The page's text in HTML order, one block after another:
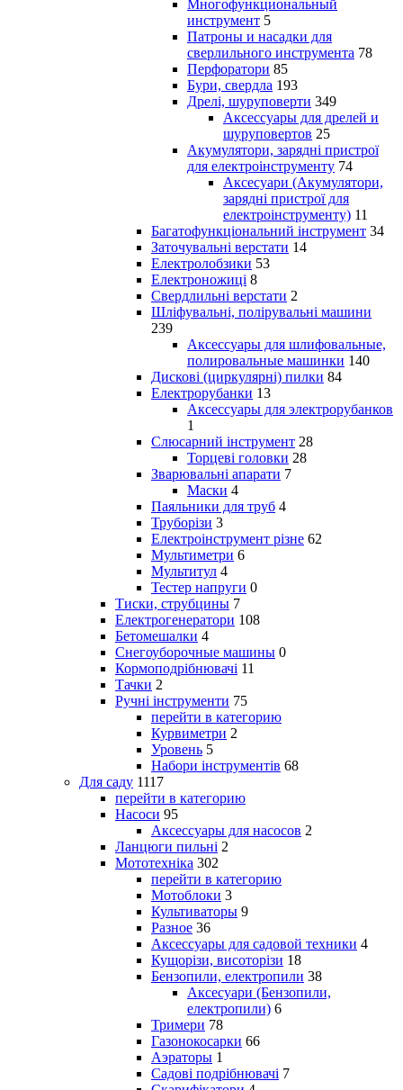
Многофункциональный
инструмент 5
Патроны и насадки для
сверлильного инструмента 78
Перфоратори 85
Бури, свердла 193
Дрелі, шуруповерти 349
Аксессуары для дрелей и
шуруповертов 25
Акумулятори, зарядні пристрої
для електроінструменту 74
Аксесуари (Акумулятори,
зарядні пристрої для
електроінструменту) 11
Багатофункціональний інструмент 34
Заточувальні верстати 14
Електролобзики 53
Електроножиці 8
Свердлильні верстати 2
Шліфувальні, полірувальні машини
239
Аксессуары для шлифовальные,
полировальные машинки 140
Дискові (циркулярні) пилки 84
Електрорубанки 13
Аксессуары для электрорубанков
1
Слюсарний інструмент 28
Торцеві головки 28
Зварювальні апарати 7
Маски 4
Паяльники для труб 4
Труборізи 3
Електроінструмент різне 62
Мультиметри 6
Мультитул 4
Тестер напруги 0
Тиски, струбцины 7
Електрогенератори 108
Бетомешалки 4
Снегоуборочные машины 0
Кормоподрібнювачі 11
Тачки 2
Ручні інструменти 75
перейти в категорию
Курвиметри 2
Уровень 5
Набори інструментів 68
Для саду 1117
перейти в категорию
Насоси 95
Аксессуары для насосов 2
Ланцюги пильні 2
Мототехніка 302
перейти в категорию
Мотоблоки 3
Культиваторы 9
Разное 36
Аксессуары для садовой техники 4
Кущорізи, висоторізи 18
Бензопили, електропили 38
Аксесуари (Бензопили,
електропили) 6
Тримери 78
Газонокосарки 66
Аэраторы 1
Садові подрібнювачі 7